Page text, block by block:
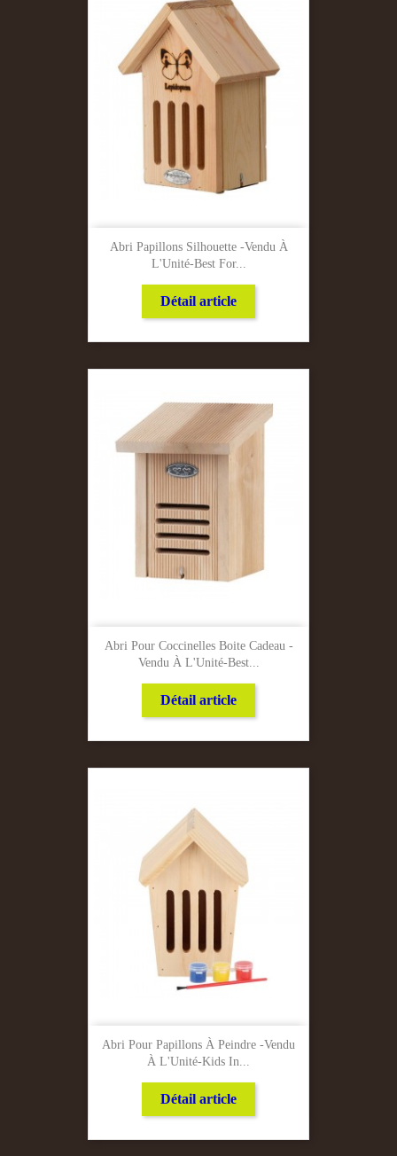
Abri Papillons Silhouette -Vendu À
L'Unité-Best For...
Détail article
Abri Pour Coccinelles Boite Cadeau -
Vendu À L'Unité-Best...
Détail article
Abri Pour Papillons À Peindre -Vendu
À L'Unité-Kids In...
Détail article